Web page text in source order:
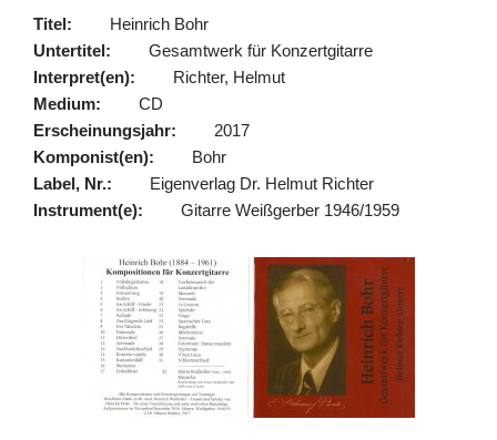
Titel:
Heinrich Bohr
Untertitel:
Gesamtwerk für Konzertgitarre
Interpret(en):
Richter, Helmut
Medium:
CD
Erscheinungsjahr:
2017
Komponist(en):
Bohr
Label, Nr.:
Eigenverlag Dr. Helmut Richter
Instrument(e):
Gitarre Weißgerber 1946/1959